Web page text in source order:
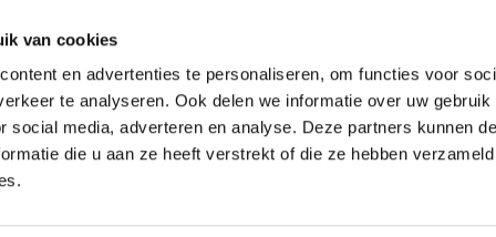
van cookies
en advertenties te personaliseren, om functies voor
te analyseren. Ook delen we informatie over uw gebruik
social media, adverteren en analyse. Deze partners kunnen
die u aan ze heeft verstrekt of die ze hebben
Blog
Ontdek Amsterdam
Veelgestelde vragen
Algemene voorwaarden